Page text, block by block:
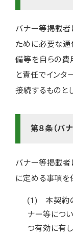
バナー等掲載者
ために必要な通
備等を自らの費
と責任でインタ
接続するものと
第８条（バ
バナー等掲載者
に定める事項を
(1) 本契約
ナー等につ
つ有効に有